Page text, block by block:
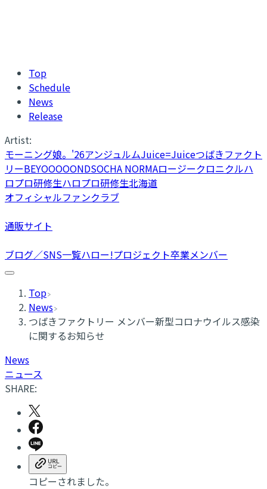
Top
Schedule
News
Release
Artist:
モーニング娘。'26アンジュルムJuice=Juiceつばきファクト
リーBEYOOOOONDSOCHA NORMAロージークロニクルハ
ロプロ研修生ハロプロ研修生北海道
オフィシャルファンクラブ
通販サイト
ブログ／SNS一覧ハロー!プロジェクト卒業メンバー
Top
News
つばきファクトリー メンバー新型コロナウイルス感染
に関するお知らせ
News
ニュース
SHARE:
コピーされました。